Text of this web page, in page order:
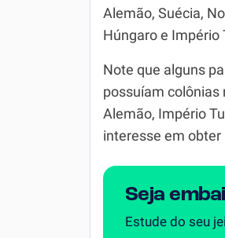
Alemão, Suécia,
Húngaro e Império
Note que alguns
possuíam colônias
Alemão, Império
interesse em
Seja
Estude do seu